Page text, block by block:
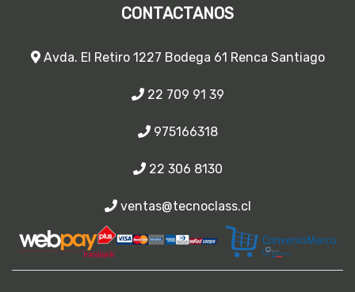
CONTACTANOS
Avda. El Retiro 1227 Bodega 61 Renca Santiago
22 709 91 39
975166318
22 306 8130
ventas@tecnoclass.cl